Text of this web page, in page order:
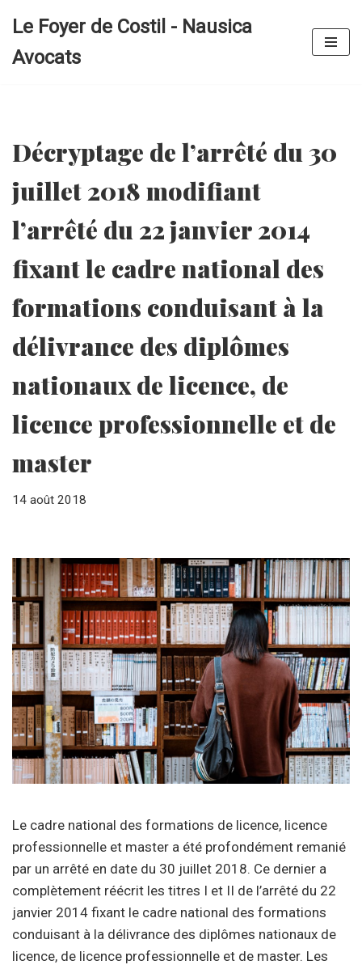
au
Le Foyer de Costil - Nausica
Avocats
Décryptage de l’arrêté du 30
juillet 2018 modifiant
l’arrêté du 22 janvier 2014
fixant le cadre national des
formations conduisant à la
délivrance des diplômes
nationaux de licence, de
licence professionnelle et de
master
14 août 2018
Le cadre national des formations de licence, licence
professionnelle et master a été profondément remanié
par un arrêté en date du 30 juillet 2018. Ce dernier a
complètement réécrit les titres I et II de l’arrêté du 22
janvier 2014 fixant le cadre national des formations
conduisant à la délivrance des diplômes nationaux de
licence, de licence professionnelle et de master. Les